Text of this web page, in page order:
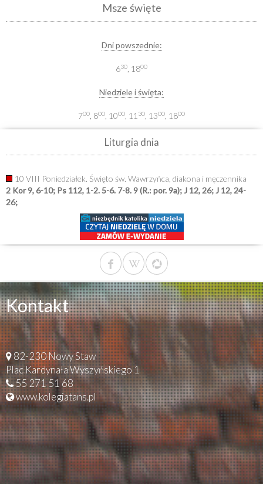
Msze święte
Dni powszednie:
630 , 1800
Niedziele i święta:
700 , 800 , 1000 , 11 30 , 1300 , 1800
Liturgia dnia
10 VIII Poniedziałek. Święto św. Wawrzyńca, diakona i męczennika
2 Kor 9, 6-10; Ps 112, 1-2. 5-6. 7-8. 9 (R.: por. 9a); J 12, 26; J 12, 24-
26;
Kontakt
82-230 Nowy Staw
Plac Kardynała Wyszyńskiego 1
55 271 51 68
www.kolegiatans.pl